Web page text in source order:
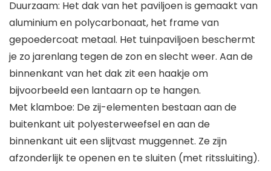
Duurzaam: Het dak van het paviljoen is gemaakt van
aluminium en polycarbonaat, het frame van
gepoedercoat metaal. Het tuinpaviljoen beschermt
je zo jarenlang tegen de zon en slecht weer. Aan de
binnenkant van het dak zit een haakje om
bijvoorbeeld een lantaarn op te hangen.
Met klamboe: De zij-elementen bestaan aan de
buitenkant uit polyesterweefsel en aan de
binnenkant uit een slijtvast muggennet. Ze zijn
afzonderlijk te openen en te sluiten (met ritssluiting).